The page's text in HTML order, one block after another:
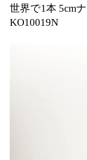
世界で1本 5cm
KO10019N